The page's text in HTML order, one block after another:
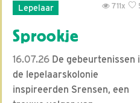
Lepelaar 711x
Sprookje
16.07.26 De gebeurtenissen
de lepelaarskolonie
inspireerden Srensen, een